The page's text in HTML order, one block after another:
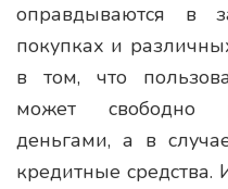
оправдываются в
покупках и
в том, что
может свободно
деньгами, а в
кредитные средства.